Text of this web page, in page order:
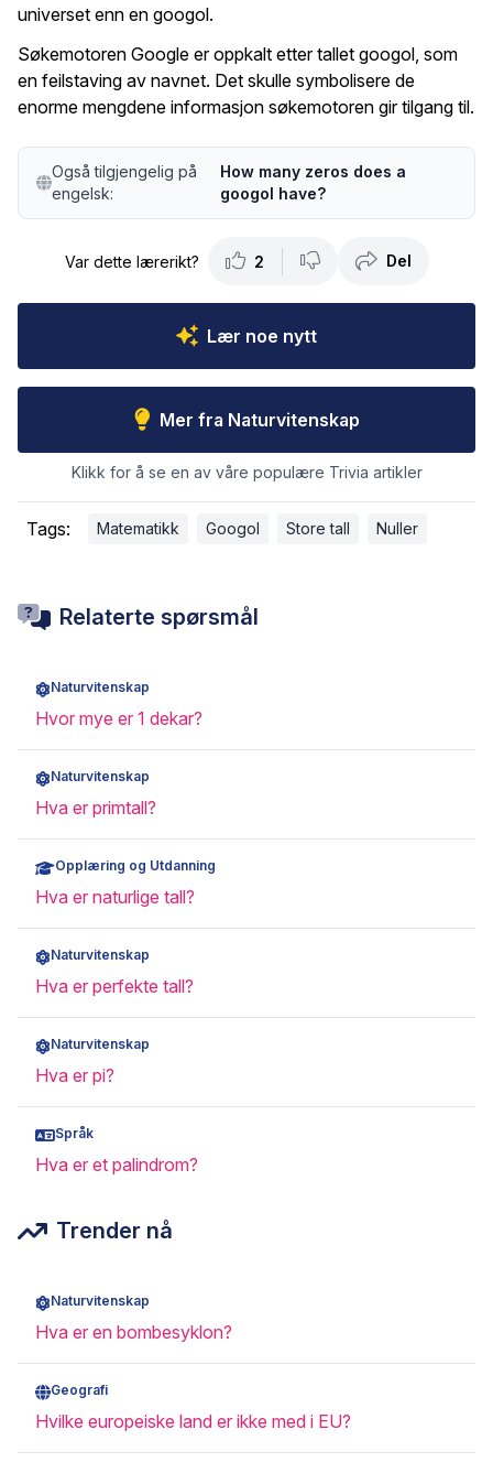
universet enn en googol.
Søkemotoren Google er oppkalt etter tallet googol, som
en feilstaving av navnet. Det skulle symbolisere de
enorme mengdene informasjon søkemotoren gir tilgang til.
Også tilgjengelig på
engelsk:
How many zeros does a
googol have?
Var dette lærerikt? 2 Del
Lær noe nytt
Mer fra Naturvitenskap
Klikk for å se en av våre populære Trivia artikler
Tags: Matematikk Googol Store tall Nuller
Relaterte spørsmål
Naturvitenskap
Hvor mye er 1 dekar?
Naturvitenskap
Hva er primtall?
Opplæring og Utdanning
Hva er naturlige tall?
Naturvitenskap
Hva er perfekte tall?
Naturvitenskap
Hva er pi?
Språk
Hva er et palindrom?
Trender nå
Naturvitenskap
Hva er en bombesyklon?
Geografi
Hvilke europeiske land er ikke med i EU?